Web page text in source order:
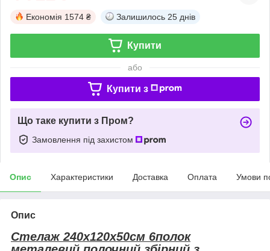
Економія 1574 ₴ Залишилось 25 днів
Купити
або
Купити з
Що таке купити з Пром?
Замовлення під захистом
Опис Характеристики Доставка Оплата Умови
Опис
Стелаж 240x120x50см 6полок